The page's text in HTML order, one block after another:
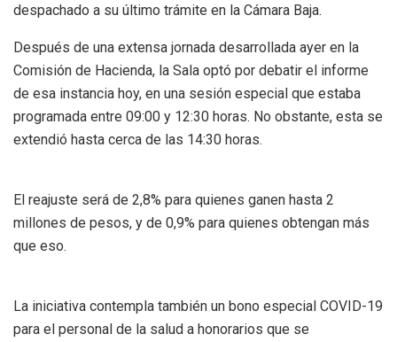
despachado a su último trámite en la Cámara Baja.
Después de una extensa jornada desarrollada ayer en la
Comisión de Hacienda, la Sala optó por debatir el informe
de esa instancia hoy, en una sesión especial que estaba
programada entre 09:00 y 12:30 horas. No obstante, esta se
extendió hasta cerca de las 14:30 horas.
El reajuste será de 2,8% para quienes ganen hasta 2
millones de pesos, y de 0,9% para quienes obtengan más
que eso.
La iniciativa contempla también un bono especial COVID-19
para el personal de la salud a honorarios que se